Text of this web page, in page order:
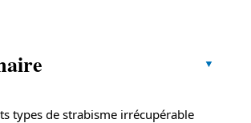
types de strabisme irrécupérable